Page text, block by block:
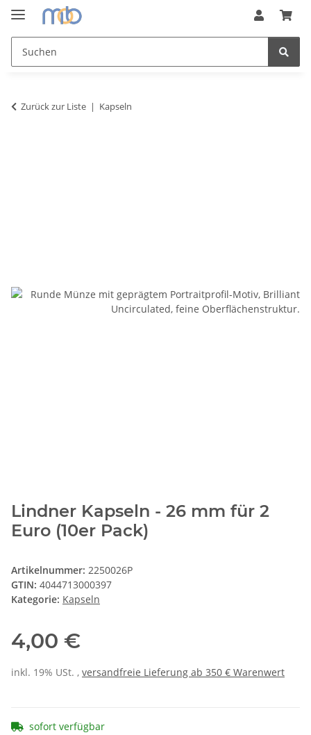
Zurück zur Liste Kapseln
Lindner Kapseln - 26 mm für 2
Euro (10er Pack)
Artikelnummer: 2250026P
GTIN: 4044713000397
Kategorie: Kapseln
4,00 €
inkl. 19% USt. , versandfreie Lieferung ab 350 € Warenwert
sofort verfügbar